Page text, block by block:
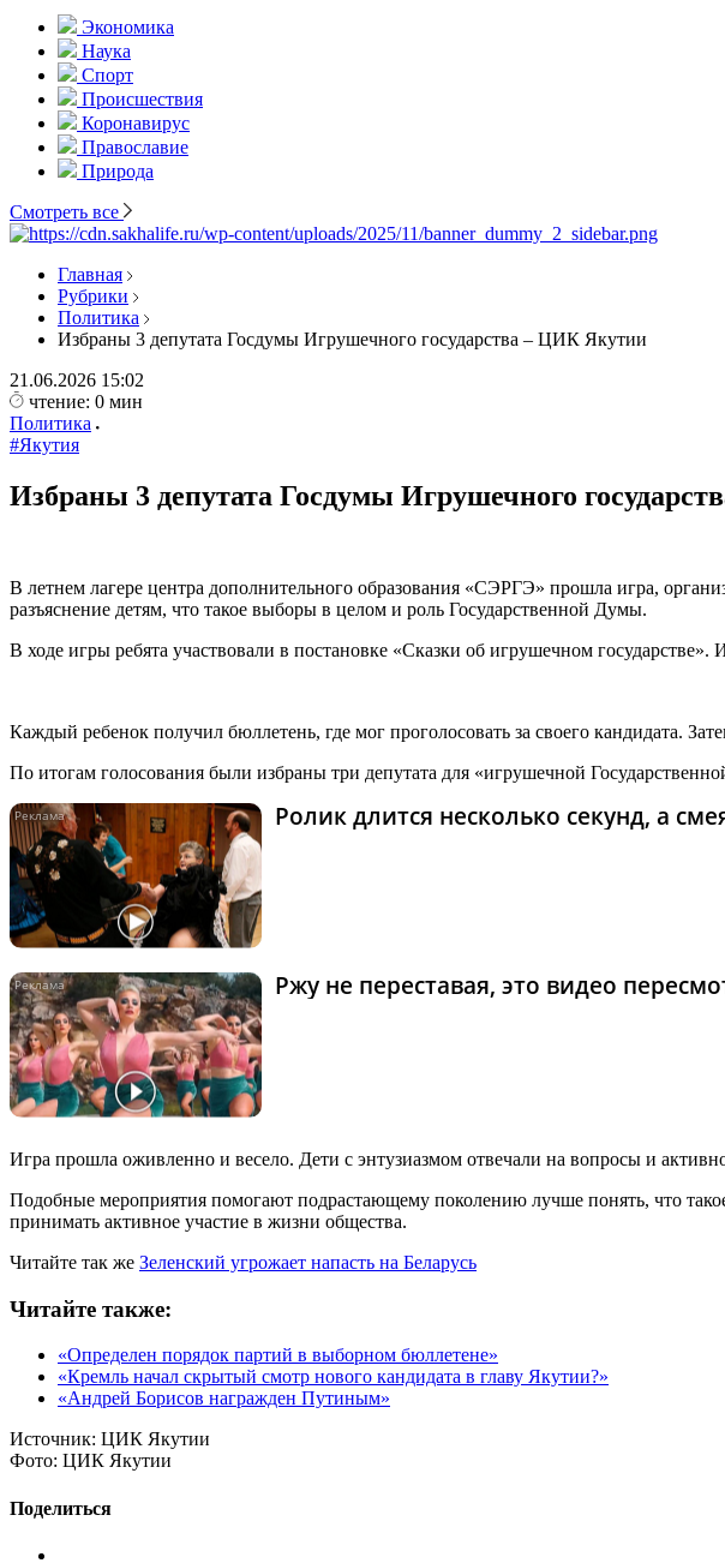
Экономика
Наука
Спорт
Происшествия
Коронавирус
Православие
Природа
Смотреть все
Главная
Рубрики
Политика
Избраны 3 депутата Госдумы Игрушечного государства – ЦИК Якутии
21.06.2026 15:02
чтение: 0 мин
Политика
#Якутия
Избраны 3 депутата Госдумы Игрушечного
В летнем лагере центра дополнительного образования «СЭРГЭ» прошла игра,
разъяснение детям, что такое выборы в целом и роль Государственной Думы.
В ходе игры ребята участвовали в постановке «Сказки об игрушечном
Каждый ребенок получил бюллетень, где мог проголосовать за своего кандидата.
По итогам голосования были избраны три депутата для «игрушечной
Ролик длится несколько секунд, а
Ржу не переставая, это видео
Игра прошла оживленно и весело. Дети с энтузиазмом отвечали на вопросы и
Подобные мероприятия помогают подрастающему поколению лучше понять, что
принимать активное участие в жизни общества.
Читайте так же Зеленский угрожает напасть на Беларусь
Читайте также:
«Определен порядок партий в выборном бюллетене»
«Кремль начал скрытый смотр нового кандидата в главу Якутии?»
«Андрей Борисов награжден Путиным»
Источник: ЦИК Якутии
Фото: ЦИК Якутии
Поделиться